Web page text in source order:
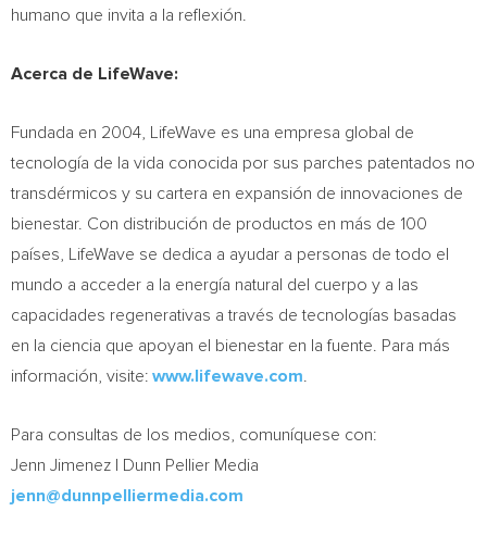
humano que invita a la reflexión.
Acerca de LifeWave:
Fundada en 2004, LifeWave es una empresa global de
tecnología de la vida conocida por sus parches patentados no
transdérmicos y su cartera en expansión de innovaciones de
bienestar. Con distribución de productos en más de 100
países, LifeWave se dedica a ayudar a personas de todo el
mundo a acceder a la energía natural del cuerpo y a las
capacidades regenerativas a través de tecnologías basadas
en la ciencia que apoyan el bienestar en la fuente. Para más
información, visite: www.lifewave.com
Para consultas de los medios, comuníquese con:
Jenn Jimenez | Dunn Pellier Media
jenn@dunnpelliermedia.com